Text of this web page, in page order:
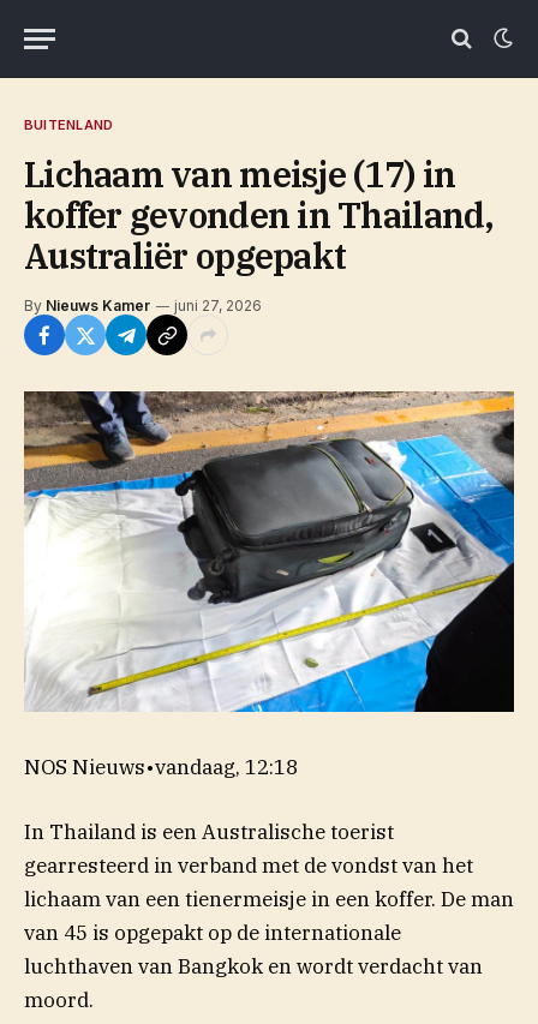
BUITENLAND
Lichaam van meisje (17) in
koffer gevonden in Thailand,
Australiër opgepakt
By Nieuws Kamer juni 27, 2026
NOS Nieuws•vandaag, 12:18
In Thailand is een Australische toerist
gearresteerd in verband met de vondst van het
lichaam van een tienermeisje in een koffer. De man
van 45 is opgepakt op de internationale
luchthaven van Bangkok en wordt verdacht van
moord.